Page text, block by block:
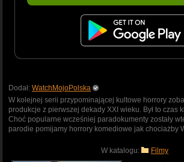
Dodał: WatchMojoPolska
W kolejnej serii przypominającej kultowe horrory
produkcje z pierwszej dekady XXI wieku. Był to czas
Choć popularne wcześniej paradokumenty zostały
parodie pomijamy horrory komediowe jak chociażby
W katalogu: Filmy